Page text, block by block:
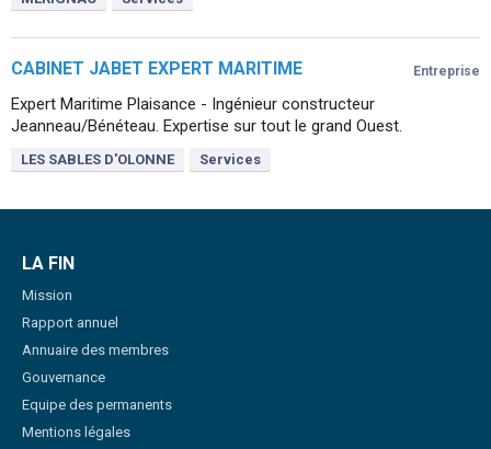
Entreprise
CABINET JABET EXPERT MARITIME
Expert Maritime Plaisance - Ingénieur constructeur
Jeanneau/Bénéteau. Expertise sur tout le grand Ouest.
LES SABLES D'OLONNE Services
LA FIN
Mission
Rapport annuel
Annuaire des membres
Gouvernance
Equipe des permanents
Mentions légales